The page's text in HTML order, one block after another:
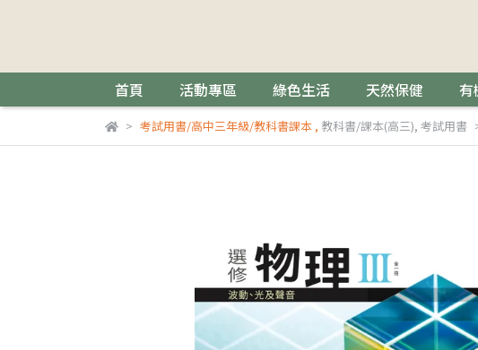
首頁 活動專區 綠色生活 天然保健 有
考試用書/高中三年級/教科書課本, 教科書/課本(高三), 考試用書